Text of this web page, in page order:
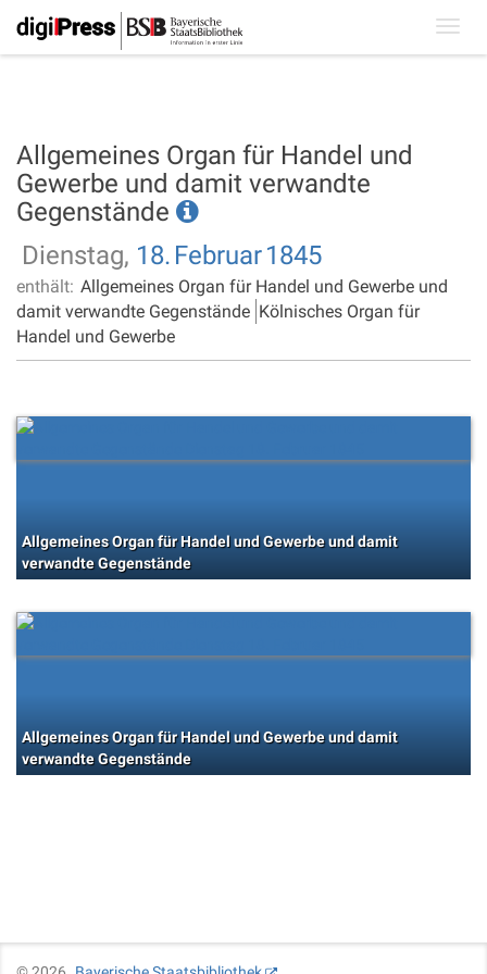
Allgemeines Organ für Handel und
Gewerbe und damit verwandte
Gegenstände
Dienstag, 18. Februar1845
enthält: Allgemeines Organ für Handel und Gewerbe und
damit verwandte Gegenstände Kölnisches Organ für
Handel und Gewerbe
Allgemeines Organ für Handel und Gewerbe und damit
verwandte Gegenstände
Allgemeines Organ für Handel und Gewerbe und damit
verwandte Gegenstände